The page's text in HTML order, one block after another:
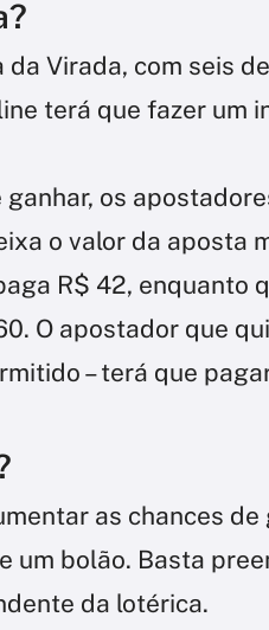
Virada, com seis
terá que fazer um
os
o valor da aposta
R$ 42, enquanto
O apostador que
– terá que
as chances
um bolão. Basta
da lotérica.